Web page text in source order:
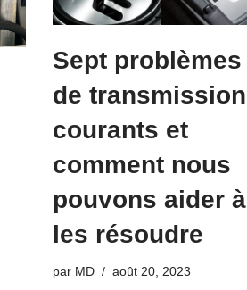
Sept problèmes
de transmission
courants et
comment nous
pouvons aider à
les résoudre
par MD août 20, 2023